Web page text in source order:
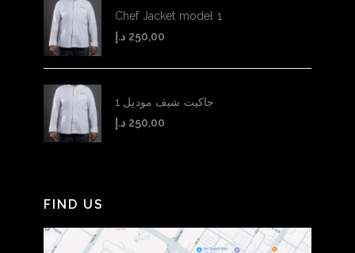
Chef Jacket model 1
250,00 د.إ
جاكيت شيف موديل 1
250,00 د.إ
FIND US